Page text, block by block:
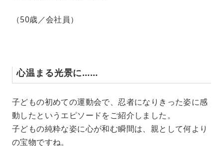
（50歳／会社員）
心温まる光景に……
子どもの初めての運動会で、忍者になりきった姿に感
動したというエピソードをご紹介しました。
子どもの純粋な姿に心が和む瞬間は、親として何より
の宝物ですね。